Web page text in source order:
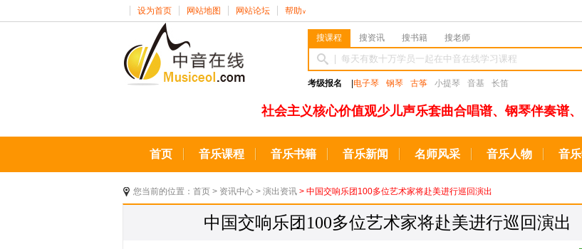
设为首页 网站地图 网站论坛 帮助 ∨
搜课程 搜资讯 搜书籍 搜老师
考级报名 电子琴 钢琴 古筝 小提琴 音基 长笛
社会主义核心价值观少儿声乐套曲合唱谱、钢琴伴奏谱
首页 音乐课程 音乐书籍 音乐新闻 名师风采 音乐人物 音
您当前的位置： 首页 > 资讯中心 > 演出资讯 > 中国交响乐团100多位艺术家将赴美进行巡回演出
中国交响乐团100多位艺术家将赴美进行巡回演出